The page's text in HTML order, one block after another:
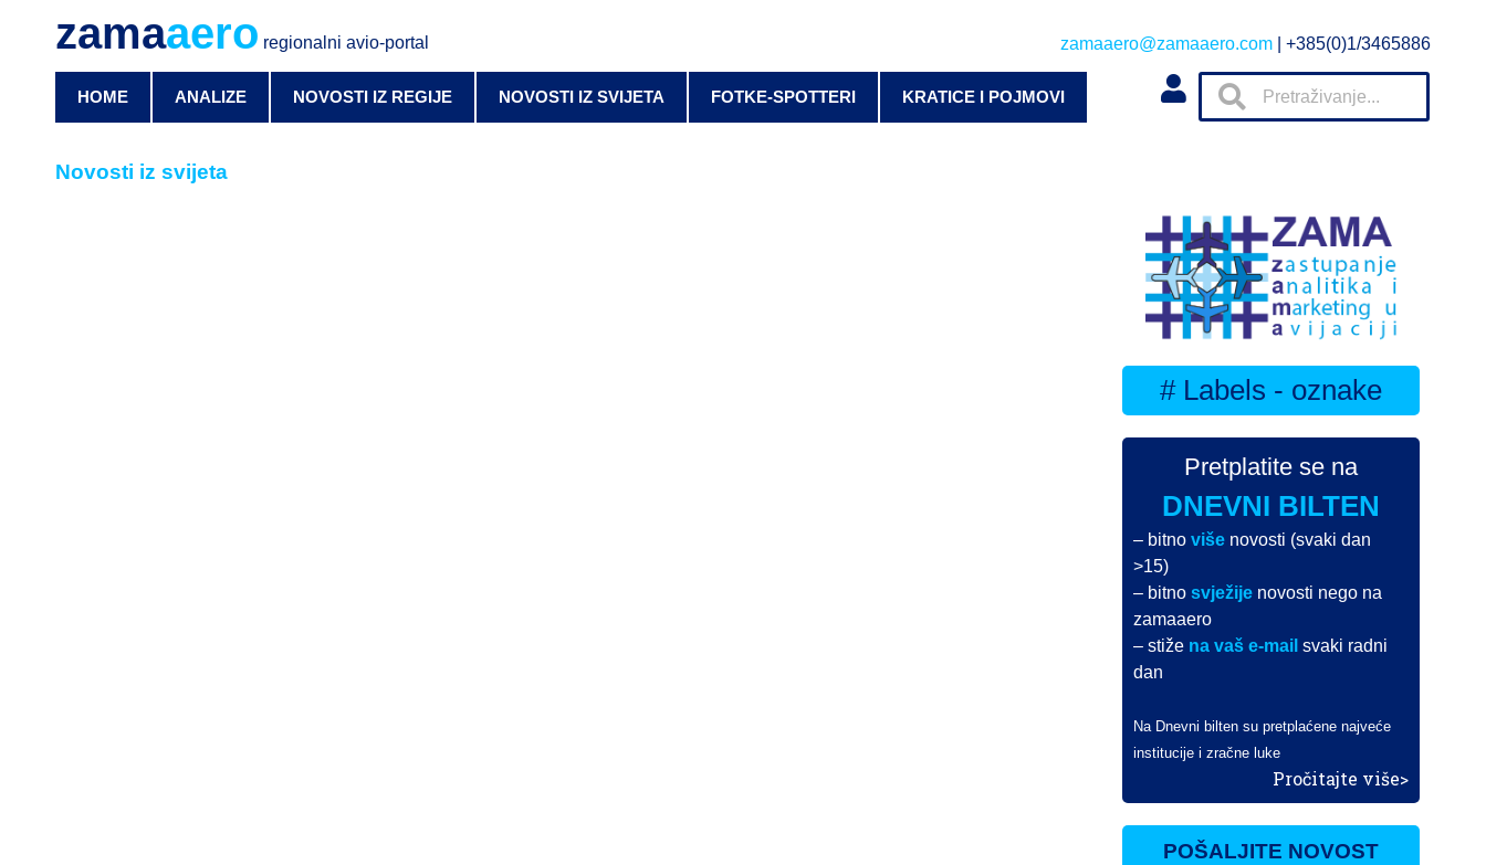
zamaaero regionalni avio-portal zamaaero@zamaaero.com | +385(0)1/3465886
HOME ANALIZE NOVOSTI IZ REGIJE NOVOSTI IZ SVIJETA FOTKE-SPOTTERI KRATICE I POJMOVI
Novosti iz svijeta
# Labels - oznake
Pretplatite se na
DNEVNI BILTEN
– bitnoviše novosti (svaki dan
>15)
– bitnosvježije novosti nego na
zamaaero
– stiže na vaš e-mail svaki radni
dan
Na Dnevni bilten su pretplaćene najveće
institucije i zračne luke
Pročitajte više>
POŠALJITE NOVOST